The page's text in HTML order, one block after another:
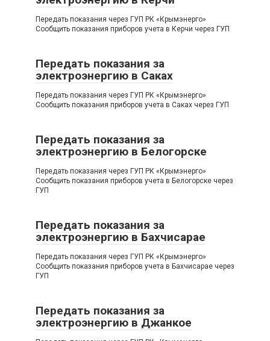
Передать показания через ГУП РК «Крымэнерго»
Сообщить показания приборов учета в Керчи через ГУП
Передать показания за
электроэнергию в Саках
Передать показания через ГУП РК «Крымэнерго»
Сообщить показания приборов учета в Саках через ГУП
Передать показания за
электроэнергию в Белогорске
Передать показания через ГУП РК «Крымэнерго»
Сообщить показания приборов учета в Белогорске через
ГУП
Передать показания за
электроэнергию в Бахчисарае
Передать показания через ГУП РК «Крымэнерго»
Сообщить показания приборов учета в Бахчисарае через
ГУП
Передать показания за
электроэнергию в Джанкое